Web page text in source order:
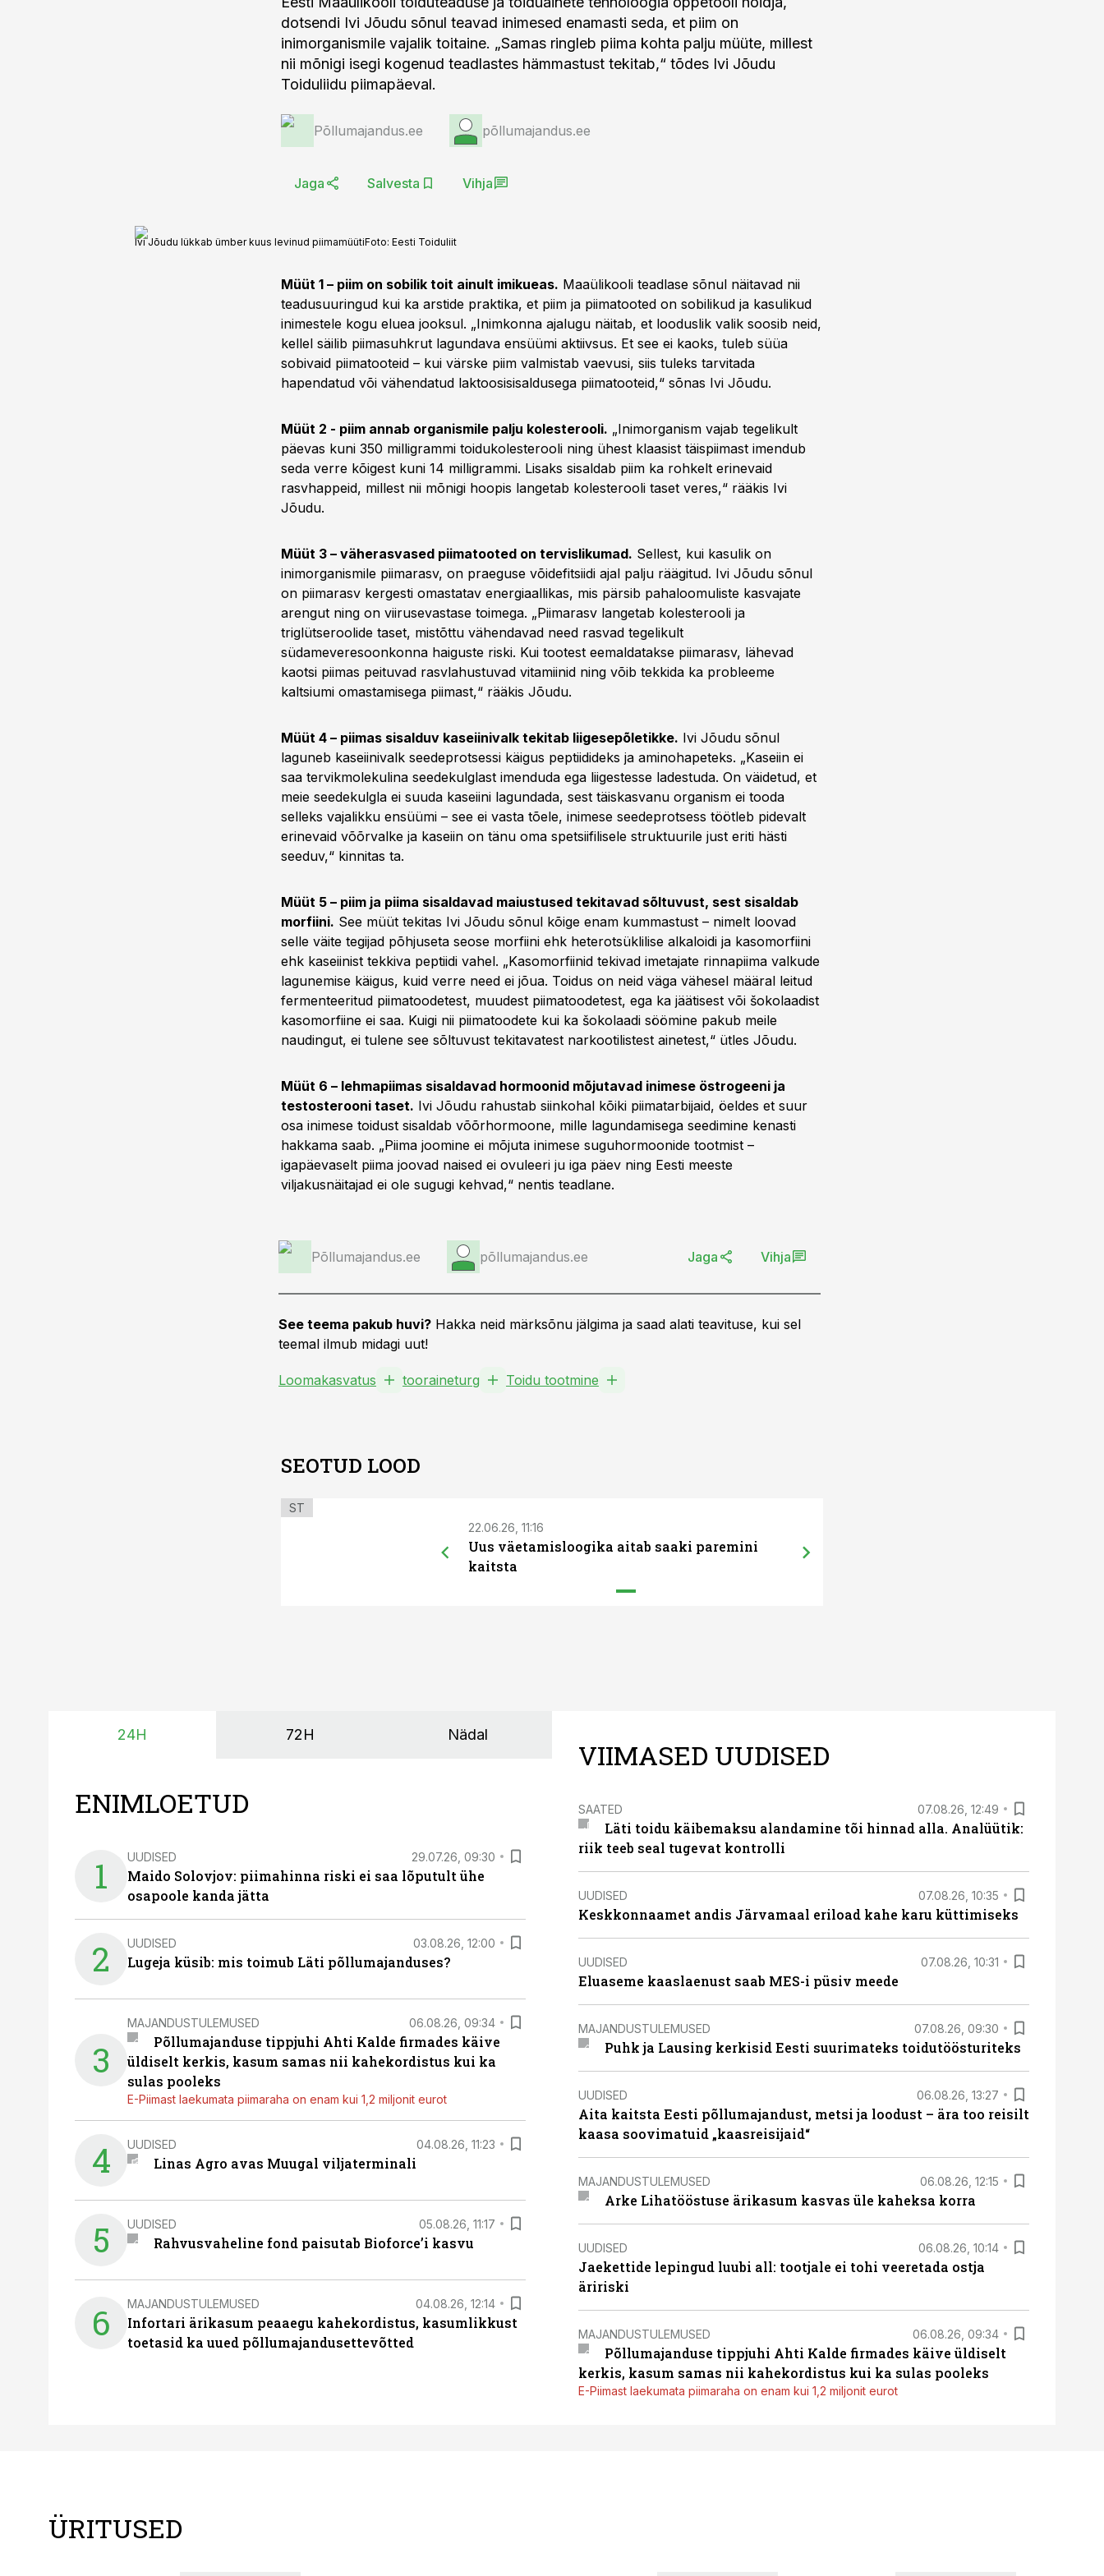
dotsendi Ivi Jõudu sõnul teavad inimesed enamasti seda, et piim on
inimorganismile vajalik toitaine. „Samas ringleb piima kohta palju müüte, millest
nii mõnigi isegi kogenud teadlastes hämmastust tekitab,“ tõdes Ivi Jõudu
Toiduliidu piimapäeval.
Põllumajandus.ee põllumajandus.ee
Jaga Salvesta Vihja
Ivi Jõudu lükkab ümber kuus levinud piimamüütiFoto: Eesti Toiduliit
Müüt 1 – piim on sobilik toit ainult imikueas. Maaülikooli teadlase sõnul näitavad nii
teadusuuringud kui ka arstide praktika, et piim ja piimatooted on sobilikud ja kasulikud
inimestele kogu eluea jooksul. „Inimkonna ajalugu näitab, et looduslik valik soosib neid,
kellel säilib piimasuhkrut lagundava ensüümi aktiivsus. Et see ei kaoks, tuleb süüa
sobivaid piimatooteid – kui värske piim valmistab vaevusi, siis tuleks tarvitada
hapendatud või vähendatud laktoosisisaldusega piimatooteid,“ sõnas Ivi Jõudu.
Müüt 2 - piim annab organismile palju kolesterooli. „Inimorganism vajab tegelikult
päevas kuni 350 milligrammi toidukolesterooli ning ühest klaasist täispiimast imendub
seda verre kõigest kuni 14 milligrammi. Lisaks sisaldab piim ka rohkelt erinevaid
rasvhappeid, millest nii mõnigi hoopis langetab kolesterooli taset veres,“ rääkis Ivi
Jõudu.
Müüt 3 – väherasvased piimatooted on tervislikumad. Sellest, kui kasulik on
inimorganismile piimarasv, on praeguse võidefitsiidi ajal palju räägitud. Ivi Jõudu sõnul
on piimarasv kergesti omastatav energiaallikas, mis pärsib pahaloomuliste kasvajate
arengut ning on viirusevastase toimega. „Piimarasv langetab kolesterooli ja
triglütseroolide taset, mistõttu vähendavad need rasvad tegelikult
südameveresoonkonna haiguste riski. Kui tootest eemaldatakse piimarasv, lähevad
kaotsi piimas peituvad rasvlahustuvad vitamiinid ning võib tekkida ka probleeme
kaltsiumi omastamisega piimast,“ rääkis Jõudu.
Müüt 4 – piimas sisalduv kaseiinivalk tekitab liigesepõletikke. Ivi Jõudu sõnul
laguneb kaseiinivalk seedeprotsessi käigus peptiidideks ja aminohapeteks. „Kaseiin ei
saa tervikmolekulina seedekulglast imenduda ega liigestesse ladestuda. On väidetud, et
meie seedekulgla ei suuda kaseiini lagundada, sest täiskasvanu organism ei tooda
selleks vajalikku ensüümi – see ei vasta tõele, inimese seedeprotsess töötleb pidevalt
erinevaid võõrvalke ja kaseiin on tänu oma spetsiifilisele struktuurile just eriti hästi
seeduv,“ kinnitas ta.
Müüt 5 – piim ja piima sisaldavad maiustused tekitavad sõltuvust, sest sisaldab
morfiini. See müüt tekitas Ivi Jõudu sõnul kõige enam kummastust – nimelt loovad
selle väite tegijad põhjuseta seose morfiini ehk heterotsüklilise alkaloidi ja kasomorfiini
ehk kaseiinist tekkiva peptiidi vahel. „Kasomorfiinid tekivad imetajate rinnapiima valkude
lagunemise käigus, kuid verre need ei jõua. Toidus on neid väga vähesel määral leitud
fermenteeritud piimatoodetest, muudest piimatoodetest, ega ka jäätisest või šokolaadist
kasomorfiine ei saa. Kuigi nii piimatoodete kui ka šokolaadi söömine pakub meile
naudingut, ei tulene see sõltuvust tekitavatest narkootilistest ainetest,“ ütles Jõudu.
Müüt 6 – lehmapiimas sisaldavad hormoonid mõjutavad inimese östrogeeni ja
testosterooni taset. Ivi Jõudu rahustab siinkohal kõiki piimatarbijaid, öeldes et suur
osa inimese toidust sisaldab võõrhormoone, mille lagundamisega seedimine kenasti
hakkama saab. „Piima joomine ei mõjuta inimese suguhormoonide tootmist –
igapäevaselt piima joovad naised ei ovuleeri ju iga päev ning Eesti meeste
viljakusnäitajad ei ole sugugi kehvad,“ nentis teadlane.
Põllumajandus.ee põllumajandus.ee Jaga Vihja
See teema pakub huvi? Hakka neid märksõnu jälgima ja saad alati teavituse, kui sel
teemal ilmub midagi uut!
Loomakasvatus tooraineturg Toidu tootmine
SEOTUD LOOD
ST
22.06.26, 11:16
Uus väetamisloogika aitab saaki paremini
kaitsta
24H 72H Nädal
ENIMLOETUD
1 UUDISED 29.07.26, 09:30
Maido Solovjov: piimahinna riski ei saa lõputult ühe
osapoole kanda jätta
2 UUDISED 03.08.26, 12:00
Lugeja küsib: mis toimub Läti põllumajanduses?
3
MAJANDUSTULEMUSED 06.08.26, 09:34
Põllumajanduse tippjuhi Ahti Kalde firmades käive
üldiselt kerkis, kasum samas nii kahekordistus kui ka
sulas pooleks
E-Piimast laekumata piimaraha on enam kui 1,2 miljonit eurot
4 UUDISED 04.08.26, 11:23
Linas Agro avas Muugal viljaterminali
5 UUDISED 05.08.26, 11:17
Rahvusvaheline fond paisutab Bioforce’i kasvu
6 MAJANDUSTULEMUSED 04.08.26, 12:14
Infortari ärikasum peaaegu kahekordistus, kasumlikkust
toetasid ka uued põllumajandusettevõtted
VIIMASED UUDISED
SAATED 07.08.26, 12:49
Läti toidu käibemaksu alandamine tõi hinnad alla. Analüütik:
riik teeb seal tugevat kontrolli
UUDISED 07.08.26, 10:35
Keskkonnaamet andis Järvamaal eriload kahe karu küttimiseks
UUDISED 07.08.26, 10:31
Eluaseme kaaslaenust saab MES-i püsiv meede
MAJANDUSTULEMUSED 07.08.26, 09:30
Puhk ja Lausing kerkisid Eesti suurimateks toidutöösturiteks
UUDISED 06.08.26, 13:27
Aita kaitsta Eesti põllumajandust, metsi ja loodust – ära too reisilt
kaasa soovimatuid „kaasreisijaid“
MAJANDUSTULEMUSED 06.08.26, 12:15
Arke Lihatööstuse ärikasum kasvas üle kaheksa korra
UUDISED 06.08.26, 10:14
Jaekettide lepingud luubi all: tootjale ei tohi veeretada ostja
äririski
MAJANDUSTULEMUSED 06.08.26, 09:34
Põllumajanduse tippjuhi Ahti Kalde firmades käive üldiselt
kerkis, kasum samas nii kahekordistus kui ka sulas pooleks
E-Piimast laekumata piimaraha on enam kui 1,2 miljonit eurot
ÜRITUSED